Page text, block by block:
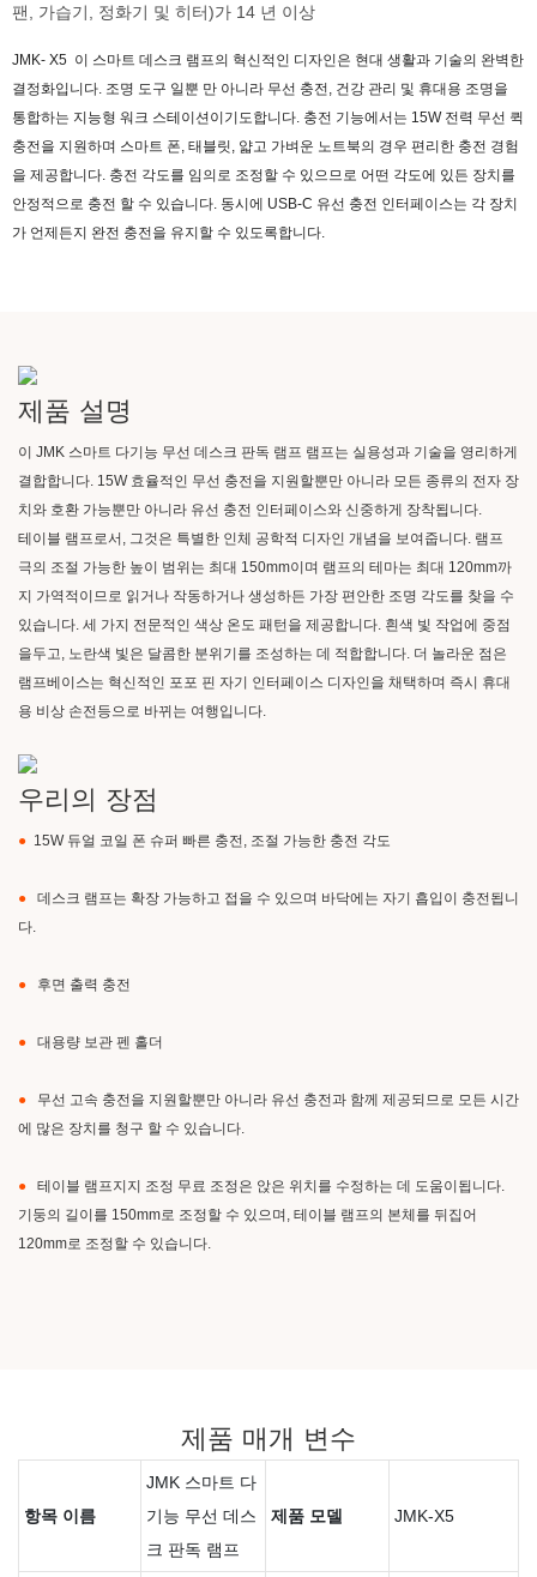
팬, 가습기, 정화기 및 히터)가 14 년 이상
JMK- X5 이 스마트 데스크 램프의 혁신적인 디자인은 현대 생활과 기술의 완벽한
결정화입니다. 조명 도구 일뿐 만 아니라 무선 충전, 건강 관리 및 휴대용 조명을
통합하는 지능형 워크 스테이션이기도합니다. 충전 기능에서는 15W 전력 무선 퀵
충전을 지원하며 스마트 폰, 태블릿, 얇고 가벼운 노트북의 경우 편리한 충전 경험
을 제공합니다. 충전 각도를 임의로 조정할 수 있으므로 어떤 각도에 있든 장치를
안정적으로 충전 할 수 있습니다. 동시에 USB-C 유선 충전 인터페이스는 각 장치
가 언제든지 완전 충전을 유지할 수 있도록합니다.
제품 설명
이 JMK 스마트 다기능 무선 데스크 판독 램프 램프는 실용성과 기술을 영리하게
결합합니다. 15W 효율적인 무선 충전을 지원할뿐만 아니라 모든 종류의 전자 장
치와 호환 가능뿐만 아니라 유선 충전 인터페이스와 신중하게 장착됩니다.
테이블 램프로서, 그것은 특별한 인체 공학적 디자인 개념을 보여줍니다. 램프
극의 조절 가능한 높이 범위는 최대 150mm이며 램프의 테마는 최대 120mm까
지 가역적이므로 읽거나 작동하거나 생성하든 가장 편안한 조명 각도를 찾을 수
있습니다. 세 가지 전문적인 색상 온도 패턴을 제공합니다. 흰색 빛 작업에 중점
을두고, 노란색 빛은 달콤한 분위기를 조성하는 데 적합합니다. 더 놀라운 점은
램프베이스는 혁신적인 포포 핀 자기 인터페이스 디자인을 채택하며 즉시 휴대
용 비상 손전등으로 바뀌는 여행입니다.
우리의 장점
● 15W 듀얼 코일 폰 슈퍼 빠른 충전, 조절 가능한 충전 각도
●
데스크 램프는 확장 가능하고 접을 수 있으며 바닥에는 자기 흡입이 충전됩니
다.
● 후면 출력 충전
● 대용량 보관 펜 홀더
●
무선 고속 충전을 지원할뿐만 아니라 유선 충전과 함께 제공되므로 모든 시간
에 많은 장치를 청구 할 수 있습니다.
●
테이블 램프지지 조정 무료 조정은 앉은 위치를 수정하는 데 도움이됩니다.
기둥의 길이를 150mm로 조정할 수 있으며, 테이블 램프의 본체를 뒤집어
120mm로 조정할 수 있습니다.
제품 매개 변수
항목 이름
JMK 스마트 다
기능 무선 데스
크 판독 램프
제품 모델 JMK-X5